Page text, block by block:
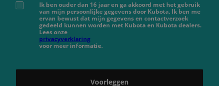
Ik ben ouder dan 16 jaar en ga akkoord met het gebruik
van mijn persoonlijke gegevens door Kubota. Ik ben me
ervan bewust dat mijn gegevens en contactverzoek
gedeeld kunnen worden met Kubota en Kubota dealers.
Lees onze
privacyverklaring
voor meer informatie.
Voorleggen